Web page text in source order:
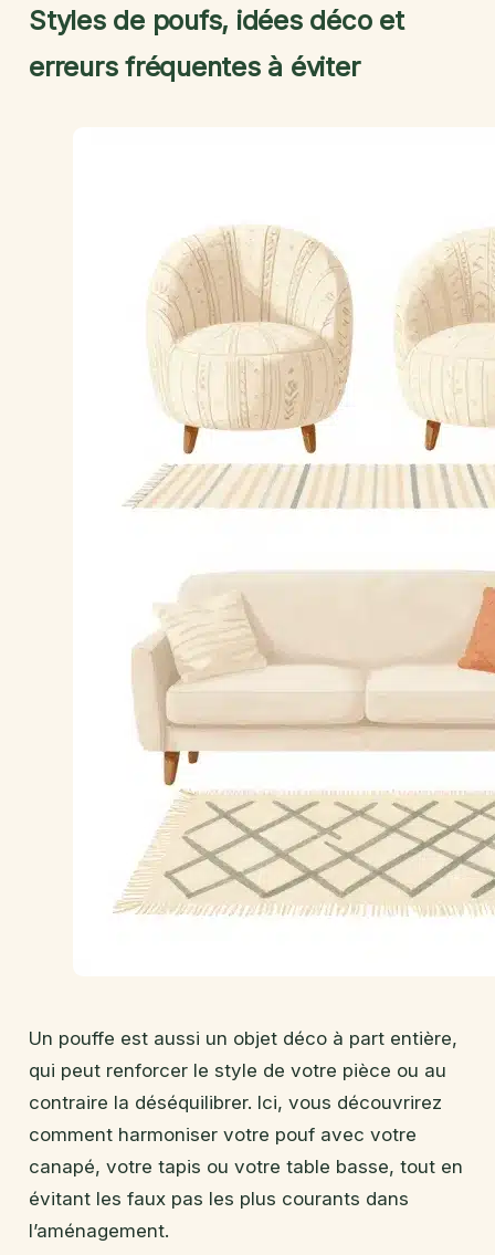
Styles de poufs, idées déco et
erreurs fréquentes à éviter
Un pouffe est aussi un objet déco à part entière,
qui peut renforcer le style de votre pièce ou au
contraire la déséquilibrer. Ici, vous découvrirez
comment harmoniser votre pouf avec votre
canapé, votre tapis ou votre table basse, tout en
évitant les faux pas les plus courants dans
l’aménagement.